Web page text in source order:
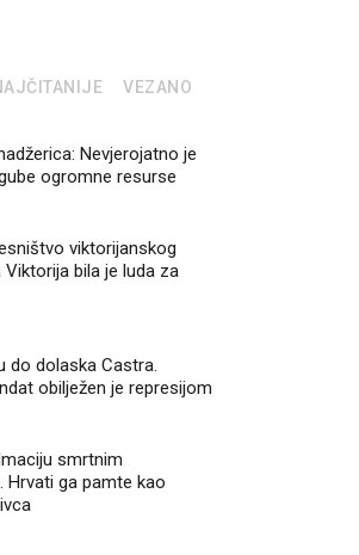
VEZANO
Nevjerojatno je
ogromne resurse
viktorijanskog
Viktorija bila je luda za
do dolaska Castra.
obilježen je represijom
smrtnim
Hrvati ga pamte kao